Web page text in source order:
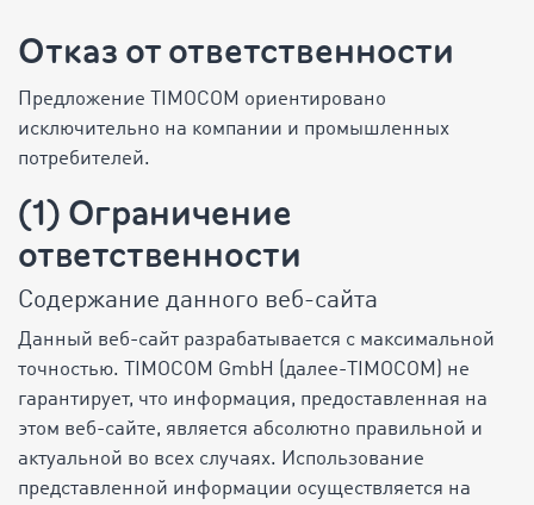
Отказ от ответственности
Предложение TIMOCOM ориентировано
исключительно на компании и промышленных
потребителей.
(1) Ограничение
ответственности
Содержание данного веб-сайта
Данный веб-сайт разрабатывается с максимальной
точностью. TIMOCOM GmbH (далее-TIMOCOM) не
гарантирует, что информация, предоставленная на
этом веб-сайте, является абсолютно правильной и
актуальной во всех случаях. Использование
представленной информации осуществляется на